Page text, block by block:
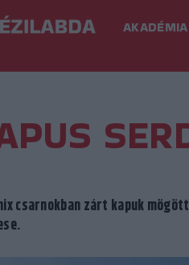
AKADÉMIA
csarnokban zárt kapuk